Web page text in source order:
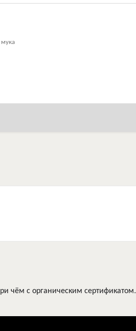
чём с органическим сертификатом.